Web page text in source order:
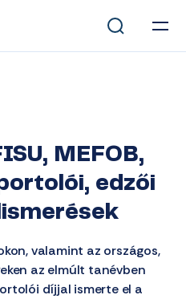
MEFOB,
edzői
valamint az országos,
az elmúlt tanévben
díjjal ismerte el a